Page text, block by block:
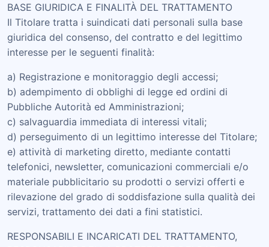
BASE GIURIDICA E FINALITÀ DEL TRATTAMENTO
Il Titolare tratta i suindicati dati personali sulla base
giuridica del consenso, del contratto e del legittimo
interesse per le seguenti finalità:
a) Registrazione e monitoraggio degli accessi;
b) adempimento di obblighi di legge ed ordini di
Pubbliche Autorità ed Amministrazioni;
c) salvaguardia immediata di interessi vitali;
d) perseguimento di un legittimo interesse del Titolare;
e) attività di marketing diretto, mediante contatti
telefonici, newsletter, comunicazioni commerciali e/o
materiale pubblicitario su prodotti o servizi offerti e
rilevazione del grado di soddisfazione sulla qualità dei
servizi, trattamento dei dati a fini statistici.
RESPONSABILI E INCARICATI DEL TRATTAMENTO,